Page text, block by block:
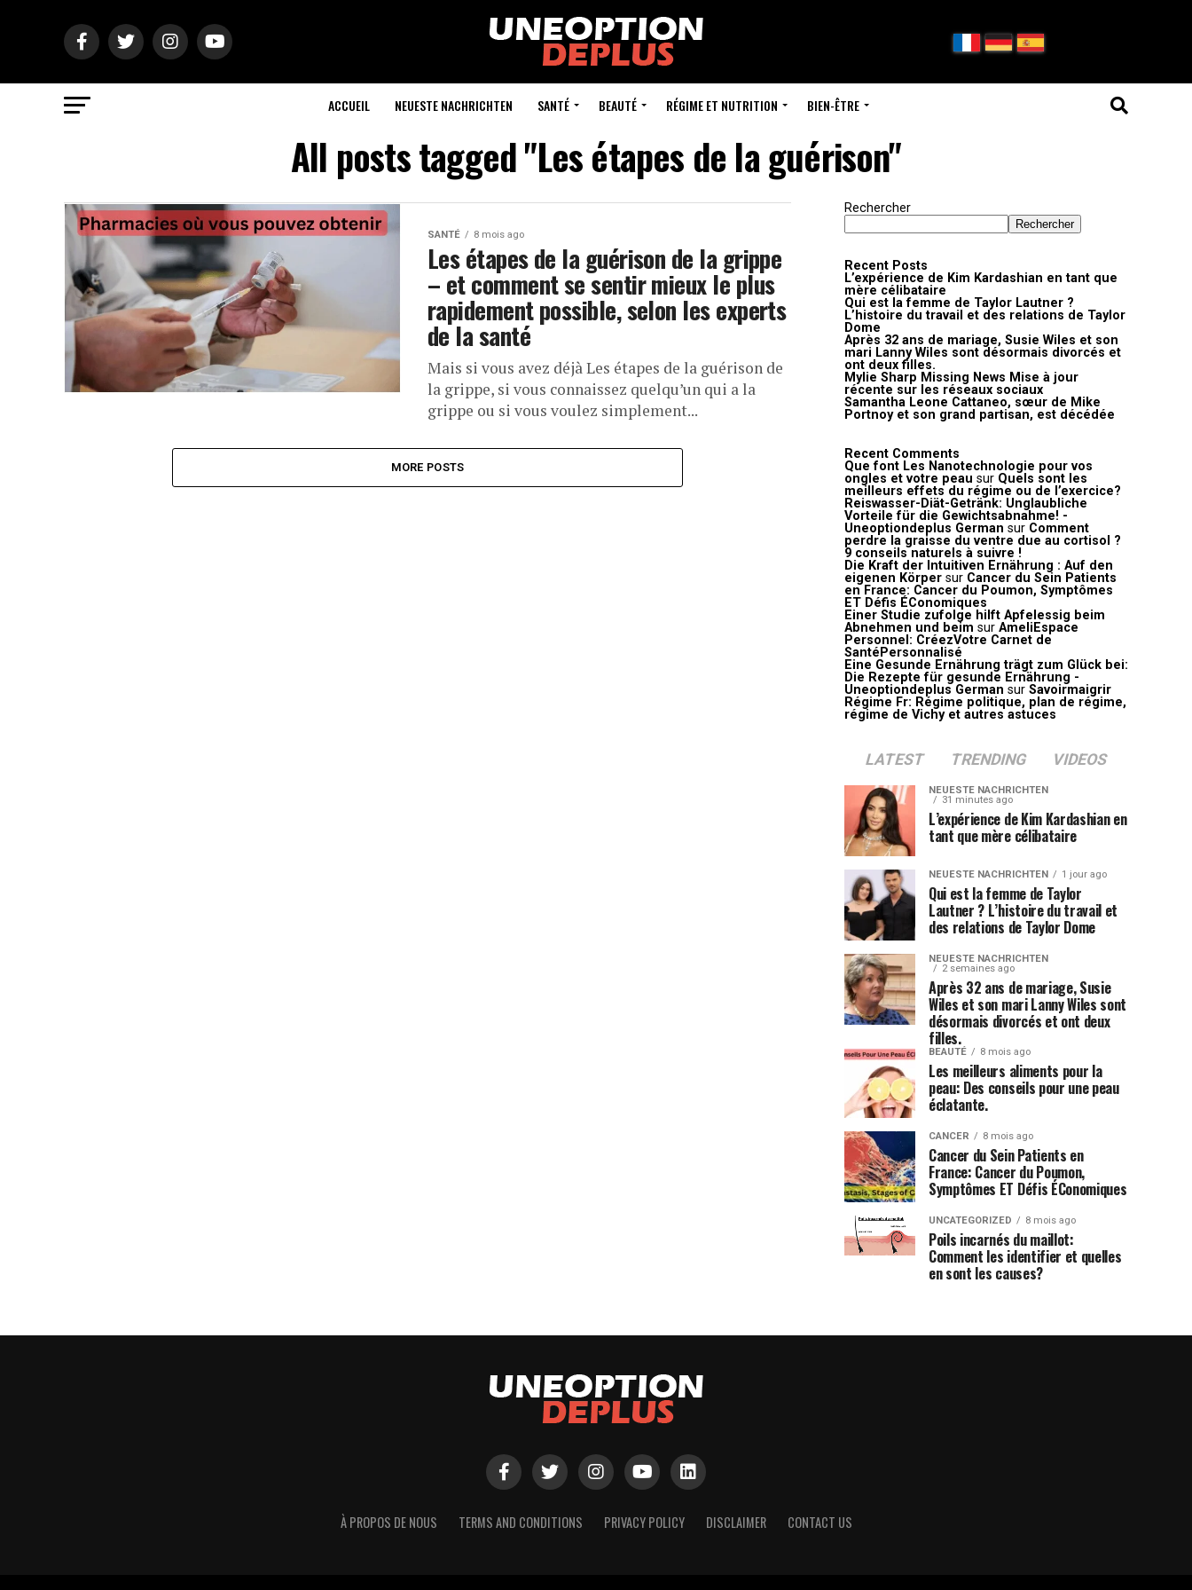
ACCUEIL NEUESTE NACHRICHTEN SANTÉ BEAUTÉ RÉGIME ET NUTRITION BIEN-ÊTRE
All posts tagged "Les étapes de la guérison"
SANTÉ 8 mois ago
Les étapes de la guérison de la grippe
– et comment se sentir mieux le plus
rapidement possible, selon les experts
de la santé
Mais si vous avez déjà Les étapes de la guérison de
la grippe, si vous connaissez quelqu’un qui a la
grippe ou si vous voulez simplement...
MORE POSTS
Rechercher
Rechercher
Recent Posts
L’expérience de Kim Kardashian en tant que
mère célibataire
Qui est la femme de Taylor Lautner ?
L’histoire du travail et des relations de Taylor
Dome
Après 32 ans de mariage, Susie Wiles et son
mari Lanny Wiles sont désormais divorcés et
ont deux filles.
Mylie Sharp Missing News Mise à jour
récente sur les réseaux sociaux
Samantha Leone Cattaneo, sœur de Mike
Portnoy et son grand partisan, est décédée
Recent Comments
Que font Les Nanotechnologie pour vos
ongles et votre peau sur Quels sont les
meilleurs effets du régime ou de l’exercice?
Reiswasser-Diät-Getränk: Unglaubliche
Vorteile für die Gewichtsabnahme! -
Uneoptiondeplus German sur Comment
perdre la graisse du ventre due au cortisol ?
9 conseils naturels à suivre !
Die Kraft der Intuitiven Ernährung : Auf den
eigenen Körper sur Cancer du Sein Patients
en France: Cancer du Poumon, Symptômes
ET Défis ÉConomiques
Einer Studie zufolge hilft Apfelessig beim
Abnehmen und beim sur AmeliEspace
Personnel: CréezVotre Carnet de
SantéPersonnalisé
Eine Gesunde Ernährung trägt zum Glück bei:
Die Rezepte für gesunde Ernährung -
Uneoptiondeplus German sur Savoirmaigrir
Régime Fr: Régime politique, plan de régime,
régime de Vichy et autres astuces
LATEST TRENDING VIDEOS
NEUESTE NACHRICHTEN
31 minutes ago
L’expérience de Kim Kardashian en
tant que mère célibataire
NEUESTE NACHRICHTEN 1 jour ago
Qui est la femme de Taylor
Lautner ? L’histoire du travail et
des relations de Taylor Dome
NEUESTE NACHRICHTEN
2 semaines ago
Après 32 ans de mariage, Susie
Wiles et son mari Lanny Wiles sont
désormais divorcés et ont deux
filles.
BEAUTÉ 8 mois ago
Les meilleurs aliments pour la
peau: Des conseils pour une peau
éclatante.
CANCER 8 mois ago
Cancer du Sein Patients en
France: Cancer du Poumon,
Symptômes ET Défis ÉConomiques
UNCATEGORIZED 8 mois ago
Poils incarnés du maillot:
Comment les identifier et quelles
en sont les causes?
À PROPOS DE NOUS TERMS AND CONDITIONS PRIVACY POLICY DISCLAIMER CONTACT US